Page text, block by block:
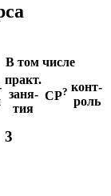
В том числе
практ.
заня-
тия
СР? конт-
роль
3